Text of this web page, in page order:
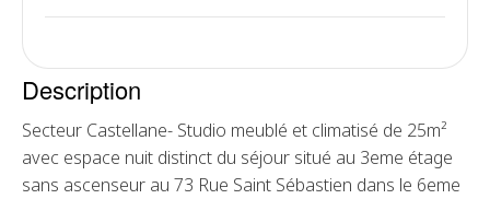
Description
Secteur Castellane- Studio meublé et climatisé de 25m²
avec espace nuit distinct du séjour situé au 3eme étage
sans ascenseur au 73 Rue Saint Sébastien dans le 6eme